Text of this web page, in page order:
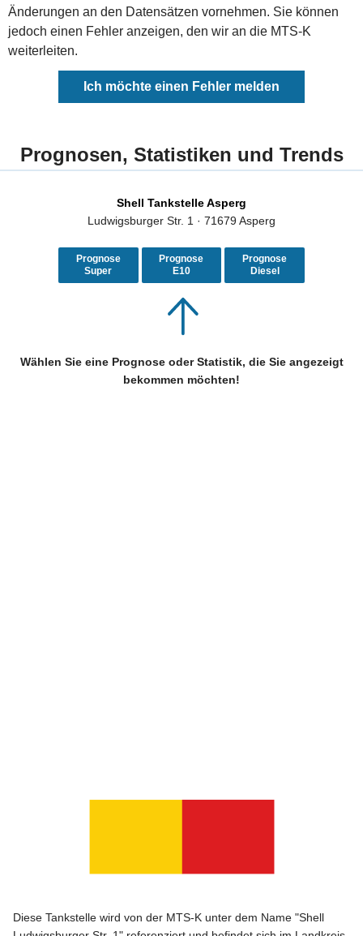
Änderungen an den Datensätzen vornehmen. Sie können
jedoch einen Fehler anzeigen, den wir an die MTS-K
weiterleiten.
Ich möchte einen Fehler melden
Prognosen, Statistiken und Trends
Shell Tankstelle Asperg
Ludwigsburger Str. 1 · 71679 Asperg
Prognose
Super
Prognose
E10
Prognose
Diesel
Wählen Sie eine Prognose oder Statistik, die Sie angezeigt
bekommen möchten!
Diese Tankstelle wird von der MTS-K unter dem Name "Shell